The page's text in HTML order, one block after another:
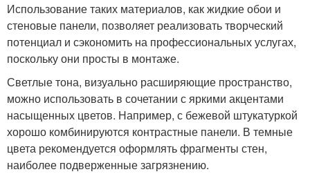
Использование таких материалов, как жидкие обои и
стеновые панели, позволяет реализовать творческий
потенциал и сэкономить на профессиональных услугах,
поскольку они просты в монтаже.
Светлые тона, визуально расширяющие пространство,
можно использовать в сочетании с яркими акцентами
насыщенных цветов. Например, с бежевой штукатуркой
хорошо комбинируются контрастные панели. В темные
цвета рекомендуется оформлять фрагменты стен,
наиболее подверженные загрязнению.